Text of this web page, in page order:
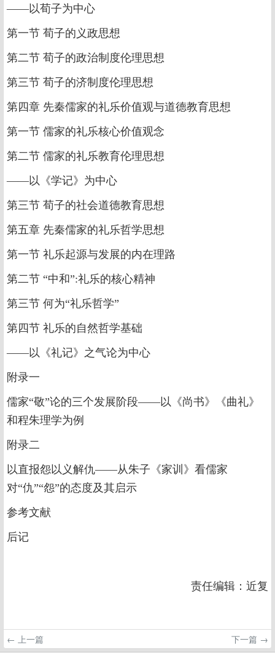
——以荀子为中心
第一节 荀子的义政思想
第二节 荀子的政治制度伦理思想
第三节 荀子的济制度伦理思想
第四章 先秦儒家的礼乐价值观与道德教育思想
第一节 儒家的礼乐核心价值观念
第二节 儒家的礼乐教育伦理思想
——以《学记》为中心
第三节 荀子的社会道德教育思想
第五章 先秦儒家的礼乐哲学思想
第一节 礼乐起源与发展的内在理路
第二节 “中和”:礼乐的核心精神
第三节 何为“礼乐哲学”
第四节 礼乐的自然哲学基础
——以《礼记》之气论为中心
附录一
儒家“敬”论的三个发展阶段——以《尚书》《曲礼》
和程朱理学为例
附录二
以直报怨以义解仇——从朱子《家训》看儒家
对“仇”“怨”的态度及其启示
参考文献
后记
责任编辑：近复
← 上一篇
下一篇 →